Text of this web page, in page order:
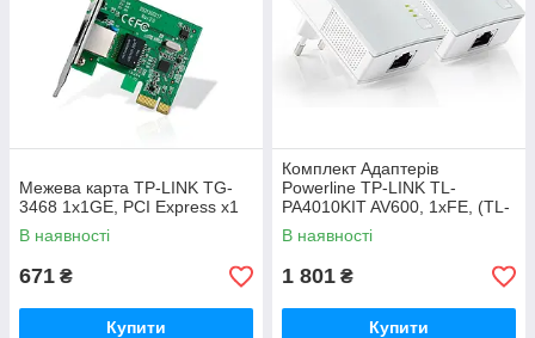
Межева карта TP-LINK TG-
3468 1x1GE, PCI Express x1
В наявності
671 ₴
Купити
Комплект Адаптерiв
Powerline TP-LINK TL-
PA4010KIT AV600, 1xFE, (TL-
PA4010 2шт)
В наявності
1 801 ₴
Купити